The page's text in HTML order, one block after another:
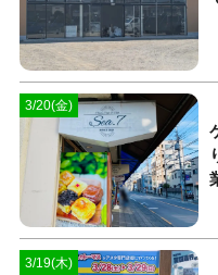
3/20(金)
3/19(木)